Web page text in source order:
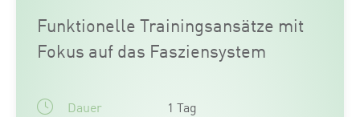
Funktionelle Trainingsansätze mit
Fokus auf das Fasziensystem
Dauer
1 Tag